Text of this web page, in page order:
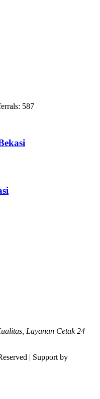
587
Layanan Cetak 24
| Support by